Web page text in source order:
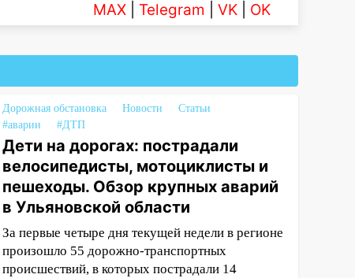
MAX Telegram VK OK
Дорожная обстановка Новости
Статьи
#аварии
#ДТП
Дети на дорогах: пострадали
велосипедисты, мотоциклисты и
пешеходы. Обзор крупных аварий
в Ульяновской области
За первые четыре дня текущей недели в регионе
произошло 55 дорожно-транспортных
происшествий, в которых пострадали 14